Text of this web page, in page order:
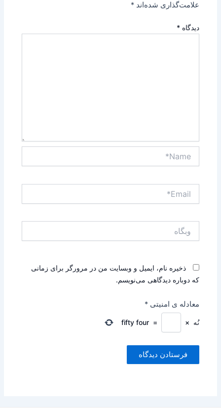
علامت‌گذاری شده‌اند*
دیدگاه*
ذخیره نام، ایمیل و وبسایت من در مرورگر برای زمانی
که دوباره دیدگاهی می‌نویسم.
معادله ی امنیتی *
نُه ×
=
fifty four